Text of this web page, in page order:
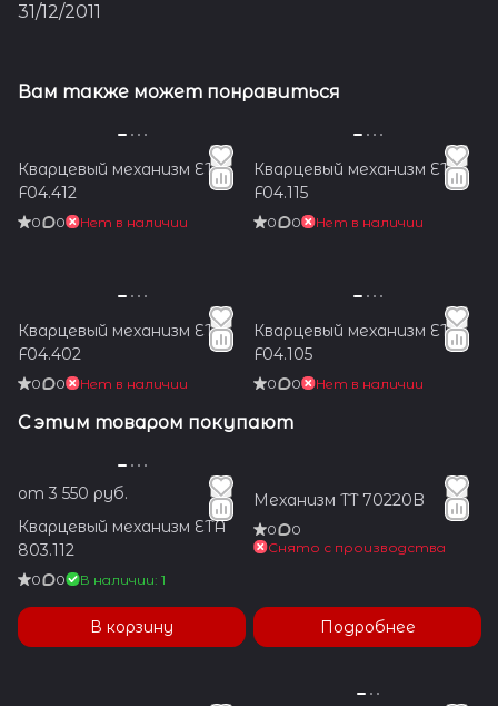
сократить поставки своих
калибров ETA другим
году, в связи с резким
решение.
31/12/2011
Вам также может понравиться
Кварцевый механизм ETA
F04.412
0 0 Нет в наличии
Кварцевый механизм ETA
F04.115
0 0 Нет в наличии
Кварцевый механизм ETA
F04.402
0 0 Нет в наличии
Кварцевый механизм ETA
F04.105
0 0 Нет в наличии
С этим товаром покупают
от 3 550 руб.
Кварцевый механизм ETA
803.112
0 0 В наличии: 1
В корзину
Механизм TT 70220B
0
0
Снято с производства
Подробнее